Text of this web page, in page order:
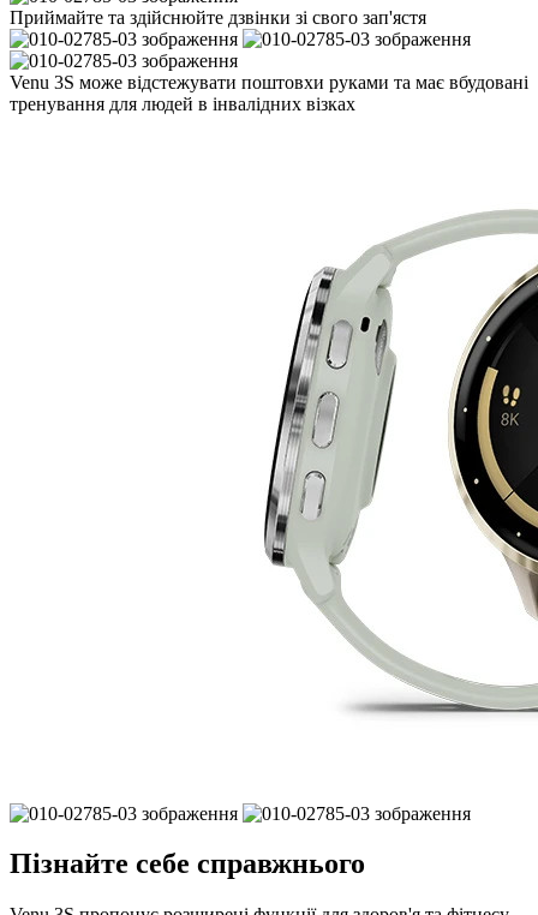
Приймайте та здійснюйте дзвінки зі свого зап'ястя
Venu 3S може відстежувати поштовхи руками та має вбудовані
тренування для людей в інвалідних візках
Пізнайте себе справжнього